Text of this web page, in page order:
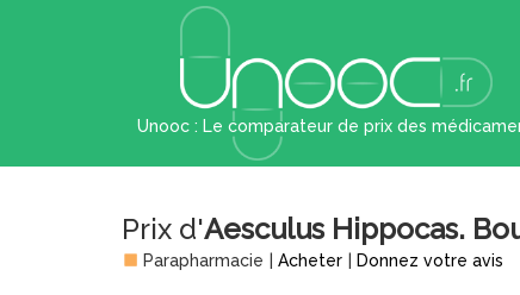
Unooc : Le comparateur de prix des
Prix d'Aesculus Hippocas.
Parapharmacie Acheter Donnez votre avis